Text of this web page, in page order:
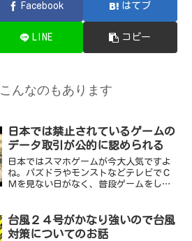
Facebook はてブ
LINE コピー
こんなのもあります
日本では禁止されているゲームの
データ取引が公的に認められる
日本ではスマホゲームが今大人気ですよ
ね。パズドラやモンストなどテレビでＣ
Ｍを見ない日がなく、普段ゲームをしな
ムは基本無料で遊べるのですが、ゲーム
内のキャラクターや武器な...
台風２４号がかなり強いので台風
対策についてのお話